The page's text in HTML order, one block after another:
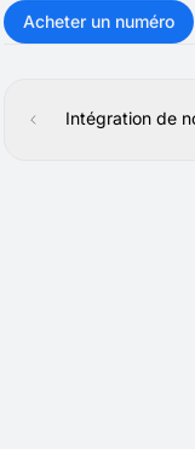
Acheter un numéro
Intégration de